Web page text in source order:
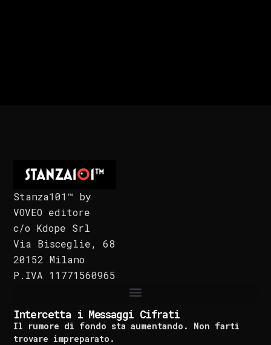
Stanza101™ by
VOVEO editore
c/o Kdope Srl
Via Bisceglie, 68
20152 Milano
P.IVA 11771560965
Intercetta i Messaggi Cifrati
Il rumore di fondo sta aumentando. Non farti
trovare impreparato.